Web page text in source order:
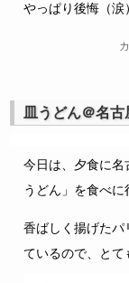
やっぱり後悔（涙
皿うどん＠名
今日は、夕食に名
うどん」を食べに
香ばしく揚げたパ
ているので、とて